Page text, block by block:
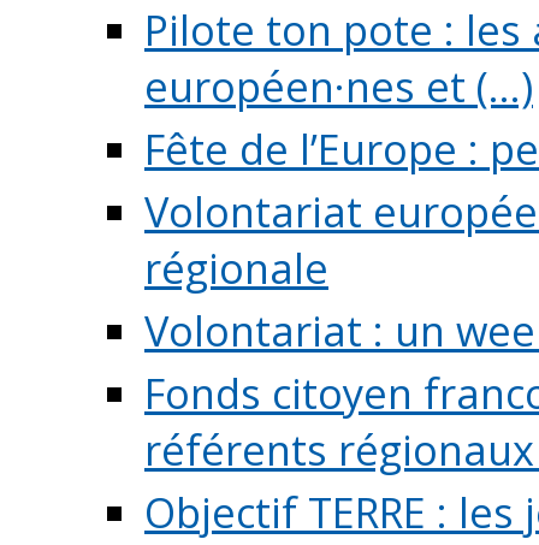
Pilote ton pote :
européen·nes et (...)
Fête de l’Europe :
Volontariat
régionale
Volontariat : un
Fonds citoyen
référents régionaux
Objectif TERRE :